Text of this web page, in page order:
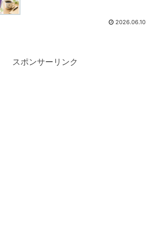
2026.06.10
スポンサーリンク